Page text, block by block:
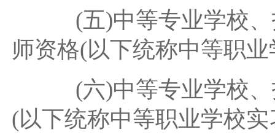
(五)中等专业学校、
师资格(以下统称中等职
(六)中等专业学校、
(以下统称中等职业学校